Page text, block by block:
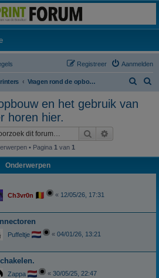
de sluiting van 3dprintforum.nl
(Opens a new tab)
Aanmelden
Registreer
Vragen rond de opbouw en het gebruik van een zelfbouw printer horen hier.
en het gebruik van
horen hier.
Zoek
• Pagina 1 van 1
Onderwerpen
Ch3vr0n « 12/05/26, 17:31
Puffeltje « 04/01/26, 13:21
Zappa « 30/05/25, 22:47